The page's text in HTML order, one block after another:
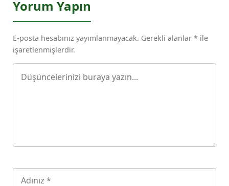
Yorum Yapın
E-posta hesabınız yayımlanmayacak. Gerekli alanlar * ile
işaretlenmişlerdir.